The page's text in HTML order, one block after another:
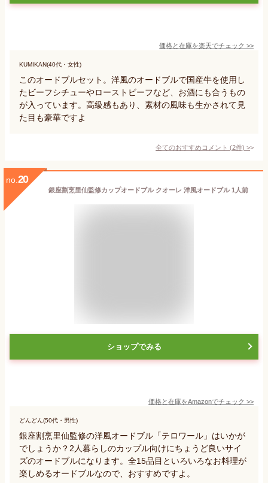
価格と在庫を楽天でチェック >>
KUMIKAN(40代・女性)
このオードブルセット。洋風のオードブルで国産牛を使用し
たビーフシチューやローストビーフなど、お酒にも合うもの
が入っています。高級感もあり、素材の風味も生かされて見
た目も豪華ですよ
全てのおすすめコメント (2件) >
no. 20
銀座割烹里仙監修カップオードブル クオーレ 洋風オードブル 1人前
ショップでみる
価格と在庫をAmazonでチェック >>
どんどん(50代・男性)
銀座割烹里仙監修の洋風オードブル「テロワール」はいかが
でしょうか？2人暮らしのカップル向けにちょうど良いサイ
ズのオードブルになります。全15品目といろいろなお料理が
楽しめるオードブルなので、おすすめですよ。